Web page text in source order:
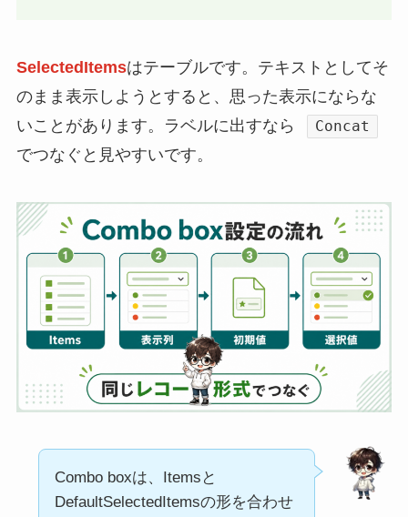
SelectedItemsはテーブルです。テキストとしてそ
のまま表示しようとすると、思った表示にならな
いことがあります。ラベルに出すなら
Concat
でつなぐと見やすいです。
Combo boxは、Itemsと
DefaultSelectedItemsの形を合わせ